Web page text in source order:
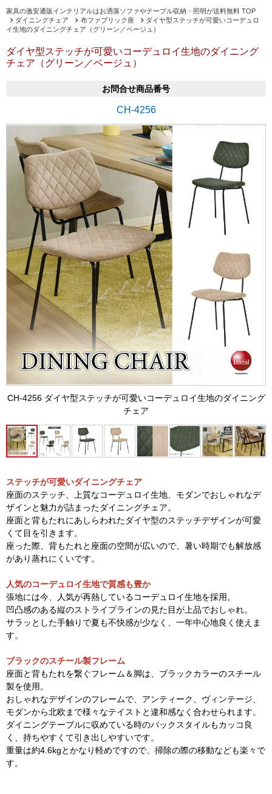
家具の激安通販インテリアルはお洒落ソファやテーブル収納・照明が送料無料 TOP
ダイニングチェア
布ファブリック座
ダイヤ型ステッチが可愛いコーデュロ
イ生地のダイニングチェア（グリーン／ベージュ）
ダイヤ型ステッチが可愛いコーデュロイ生地のダイニング
チェア（グリーン／ベージュ）
お問合せ商品番号
CH-4256
CH-4256 ダイヤ型ステッチが可愛いコーデュロイ生地のダイニング
チェア
ステッチが可愛いダイニングチェア
座面のステッチ、上質なコーデュロイ生地、モダンでおしゃれなデ
ザインと魅力が詰まったダイニングチェア。
座面と背もたれにあしらわれたダイヤ型のステッチデザインが可愛
くて目を引きます。
座った際、背もたれと座面の空間が広いので、暑い時期でも解放感
があり蒸れにくいです。
人気のコーデュロイ生地で質感も豊か
張地には今、人気が再熱しているコーデュロイ生地を採用。
凹凸感のある縦のストライプラインの見た目が上品でおしゃれ。
サラッとした手触りで夏も不快感が少なく、一年中心地良く使えま
す。
ブラックのスチール製フレーム
座面と背もたれを繋ぐフレーム＆脚は、ブラックカラーのスチール
製を使用。
おしゃれなデザインのフレームで、アンティーク、ヴィンテージ、
モダンから北欧まで様々なテイストと違和感なく合わせられます。
ダイニングテーブルに収めている時のバックスタイルもカッコ良
く、持ちやすくて引き出しやすいです。
重量は約4.6kgとかなり軽めですので、掃除の際の移動なども楽々で
す。